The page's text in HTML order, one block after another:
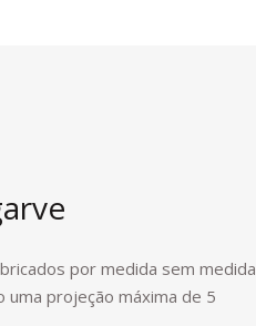
por medida sem medida
uma projeção máxima de 5